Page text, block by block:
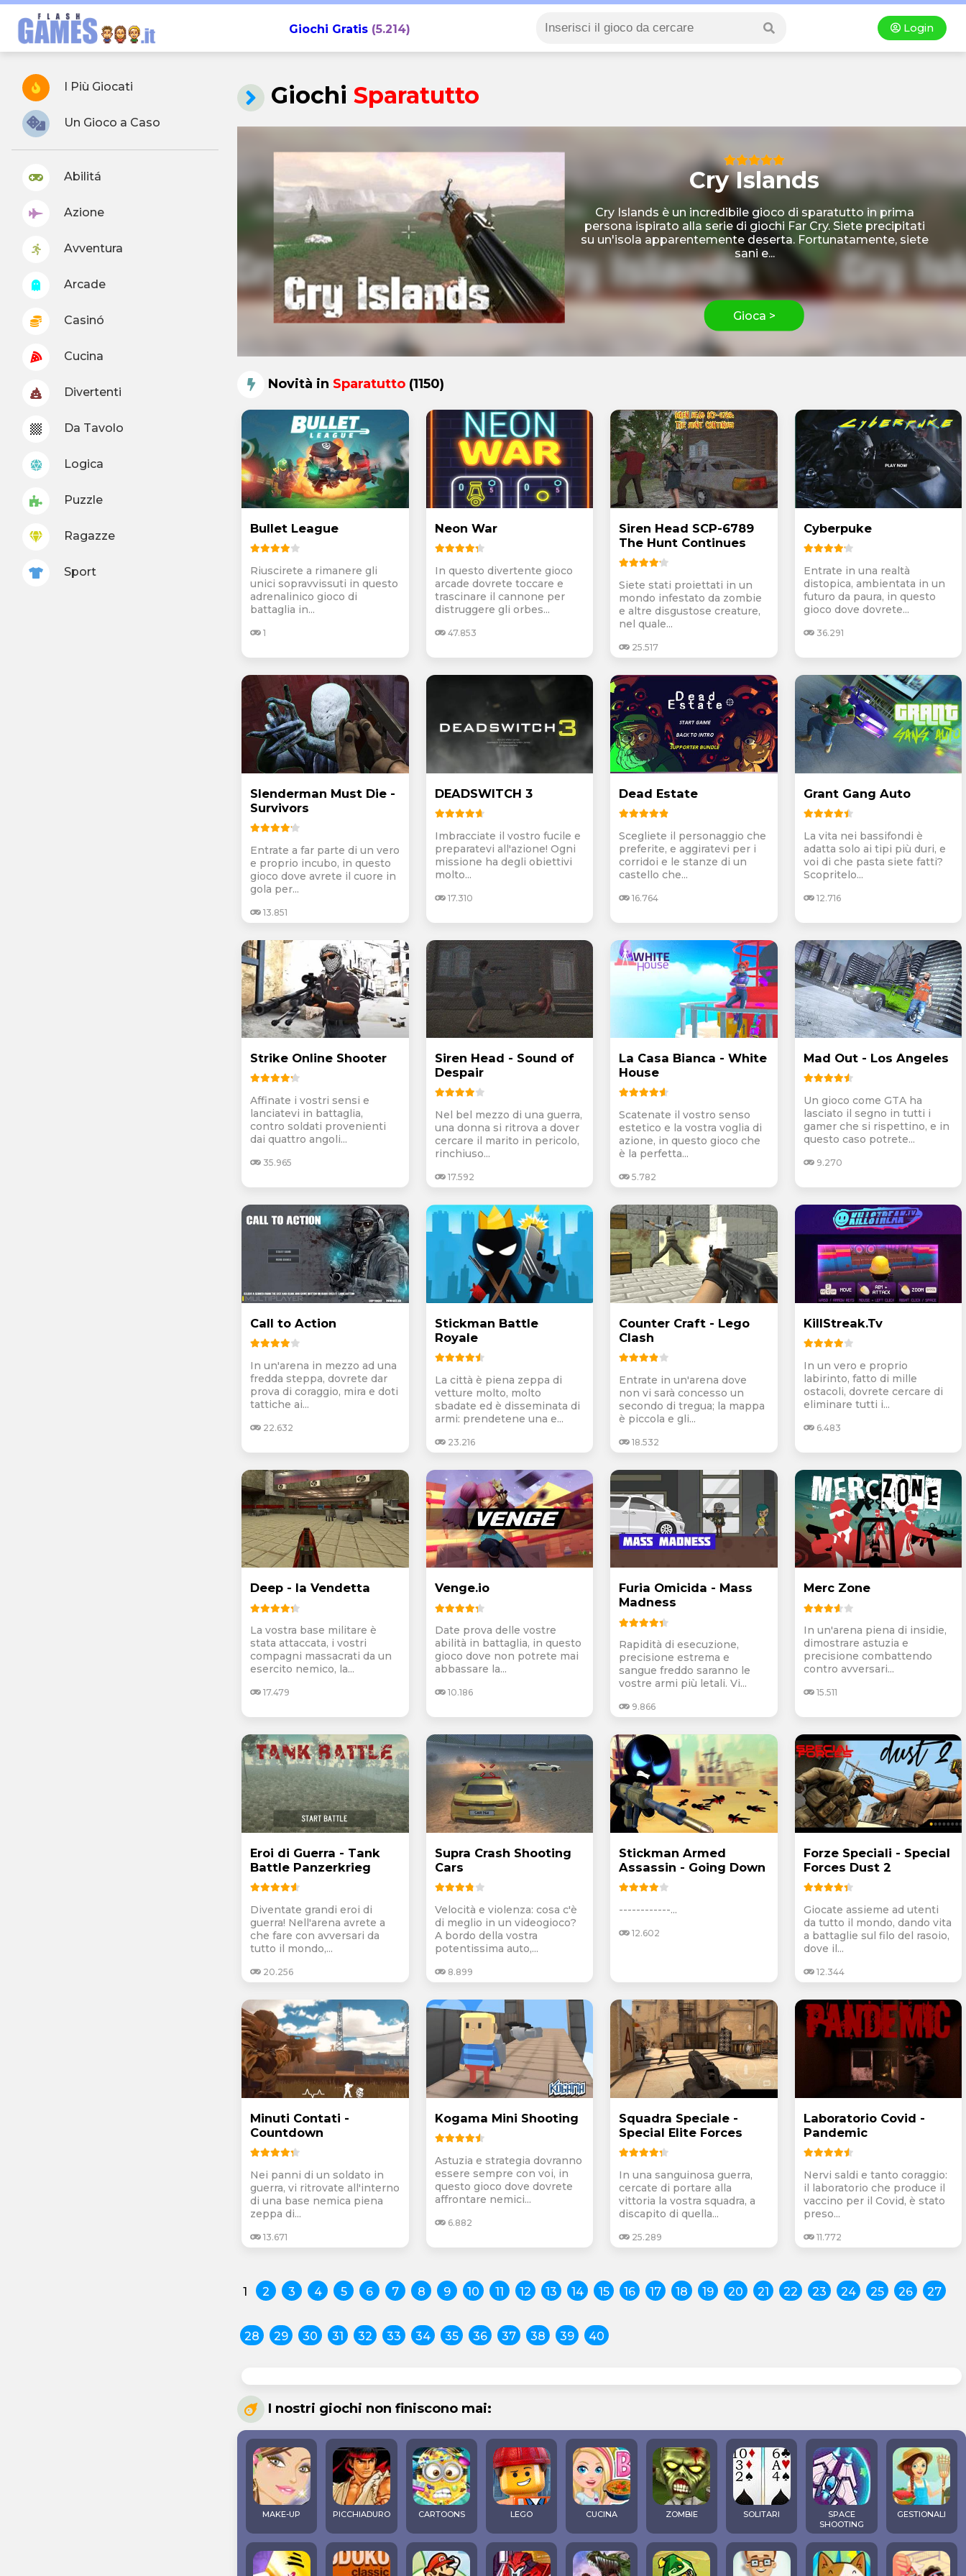
Giochi Gratis(5.214) Login
I Più Giocati
Un Gioco a Caso
Abilitá
Azione
Avventura
Arcade
Casinó
Cucina
Divertenti
Da Tavolo
Logica
Puzzle
Ragazze
Sport
Giochi Sparatutto
Cry Islands
Cry Islands è un incredibile gioco di sparatutto in prima
persona ispirato alla serie di giochi Far Cry. Siete precipitati
su un'isola apparentemente deserta. Fortunatamente, siete
sani e...
Gioca >
Novità in Sparatutto (1150)
Bullet League
Riuscirete a rimanere gli
unici sopravvissuti in questo
adrenalinico gioco di
battaglia in...
1
Neon War
In questo divertente gioco
arcade dovrete toccare e
trascinare il cannone per
distruggere gli orbes...
47.853
Siren Head SCP-6789
The Hunt Continues
Siete stati proiettati in un
mondo infestato da zombie
e altre disgustose creature,
nel quale...
25.517
Cyberpuke
Entrate in una realtà
distopica, ambientata in un
futuro da paura, in questo
gioco dove dovrete...
36.291
Slenderman Must Die -
Survivors
Entrate a far parte di un vero
e proprio incubo, in questo
gioco dove avrete il cuore in
gola per...
13.851
DEADSWITCH 3
Imbracciate il vostro fucile e
preparatevi all'azione! Ogni
missione ha degli obiettivi
molto...
17.310
Dead Estate
Scegliete il personaggio che
preferite, e aggiratevi per i
corridoi e le stanze di un
castello che...
16.764
Grant Gang Auto
La vita nei bassifondi è
adatta solo ai tipi più duri, e
voi di che pasta siete fatti?
Scopritelo...
12.716
Strike Online Shooter
Affinate i vostri sensi e
lanciatevi in battaglia,
contro soldati provenienti
dai quattro angoli...
35.965
Siren Head - Sound of
Despair
Nel bel mezzo di una guerra,
una donna si ritrova a dover
cercare il marito in pericolo,
rinchiuso...
17.592
La Casa Bianca - White
House
Scatenate il vostro senso
estetico e la vostra voglia di
azione, in questo gioco che
è la perfetta...
5.782
Mad Out - Los Angeles
Un gioco come GTA ha
lasciato il segno in tutti i
gamer che si rispettino, e in
questo caso potrete...
9.270
Call to Action
In un'arena in mezzo ad una
fredda steppa, dovrete dar
prova di coraggio, mira e doti
tattiche ai...
22.632
Stickman Battle
Royale
La città è piena zeppa di
vetture molto, molto
sbadate ed è disseminata di
armi: prendetene una e...
23.216
Counter Craft - Lego
Clash
Entrate in un'arena dove
non vi sarà concesso un
secondo di tregua; la mappa
è piccola e gli...
18.532
KillStreak.Tv
In un vero e proprio
labirinto, fatto di mille
ostacoli, dovrete cercare di
eliminare tutti i...
6.483
Deep - la Vendetta
La vostra base militare è
stata attaccata, i vostri
compagni massacrati da un
esercito nemico, la...
17.479
Venge.io
Date prova delle vostre
abilità in battaglia, in questo
gioco dove non potrete mai
abbassare la...
10.186
Furia Omicida - Mass
Madness
Rapidità di esecuzione,
precisione estrema e
sangue freddo saranno le
vostre armi più letali. Vi...
9.866
Merc Zone
In un'arena piena di insidie,
dimostrare astuzia e
precisione combattendo
contro avversari...
15.511
Eroi di Guerra - Tank
Battle Panzerkrieg
Diventate grandi eroi di
guerra! Nell'arena avrete a
che fare con avversari da
tutto il mondo,...
20.256
Supra Crash Shooting
Cars
Velocità e violenza: cosa c'è
di meglio in un videogioco?
A bordo della vostra
potentissima auto,...
8.899
Stickman Armed
Assassin - Going Down
------------...
12.602
Forze Speciali - Special
Forces Dust 2
Giocate assieme ad utenti
da tutto il mondo, dando vita
a battaglie sul filo del rasoio,
dove il...
12.344
Minuti Contati -
Countdown
Nei panni di un soldato in
guerra, vi ritrovate all'interno
di una base nemica piena
zeppa di...
13.671
Kogama Mini Shooting
Astuzia e strategia dovranno
essere sempre con voi, in
questo gioco dove dovrete
affrontare nemici...
6.882
Squadra Speciale -
Special Elite Forces
In una sanguinosa guerra,
cercate di portare alla
vittoria la vostra squadra, a
discapito di quella...
25.289
Laboratorio Covid -
Pandemic
Nervi saldi e tanto coraggio:
il laboratorio che produce il
vaccino per il Covid, è stato
preso...
11.772
1 2 3 4 5 6 7 8 9 10 11 12 13 14 15 16 17 18 19 20 21 22 23 24 25 26 27
28 29 30 31 32 33 34 35 36 37 38 39 40
I nostri giochi non finiscono mai:
MAKE-UP PICCHIADURO CARTOONS LEGO CUCINA ZOMBIE SOLITARI
SPACE
SHOOTING
GESTIONALI